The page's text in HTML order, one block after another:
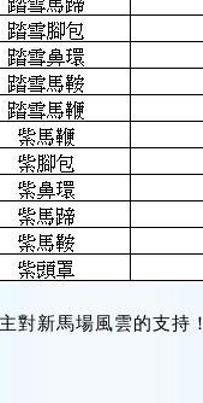
對新馬場風雲的支持！